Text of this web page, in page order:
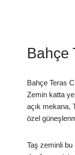
Bahçe
Bahçe Teras
Zemin katta
açık mekana,
özel
Taş zeminli bu